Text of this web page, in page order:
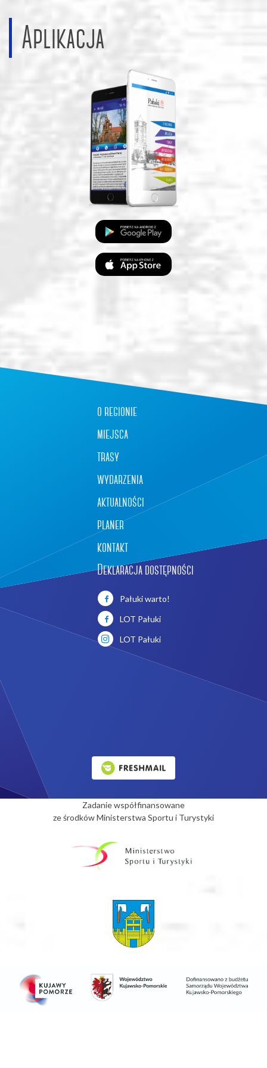
Aplikacja
o regionie
miejsca
trasy
wydarzenia
aktualności
planer
kontakt
Deklaracja dostępności
Pałuki warto!
LOT Pałuki
LOT Pałuki
Zadanie współfinansowane
ze środków Ministerstwa Sportu i Turystyki